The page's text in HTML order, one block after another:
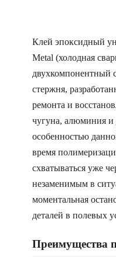
Клей эпоксидный
Metal (холодная
двухкомпонентный
стержня,
ремонта и
чугуна, алюминия и
особенностью
время
схватываться уже
незаменимым в
моментальная
деталей в полевых
Преимущества